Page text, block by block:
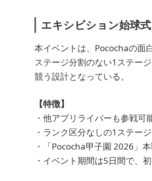
エキシビション始球
本イベントは、Pocochaの面
ステージ分割のない1ステー
競う設計となっている。
【特徴】
・他アプリライバーも参戦可
・ランク区分なしの1ステージ
・「Pococha甲子園 2026」
・イベント期間は5日間で、